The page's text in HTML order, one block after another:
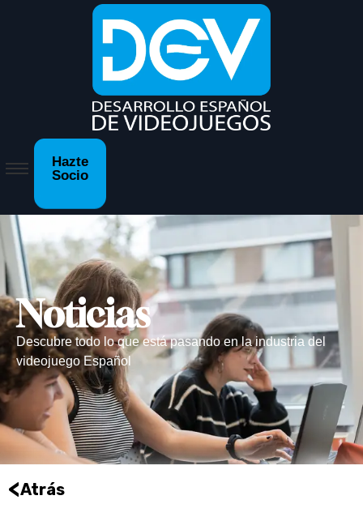
Hazte
Socio
Noticias
Descubre todo lo que está pasando en la industria del
videojuego Español
<Atrás